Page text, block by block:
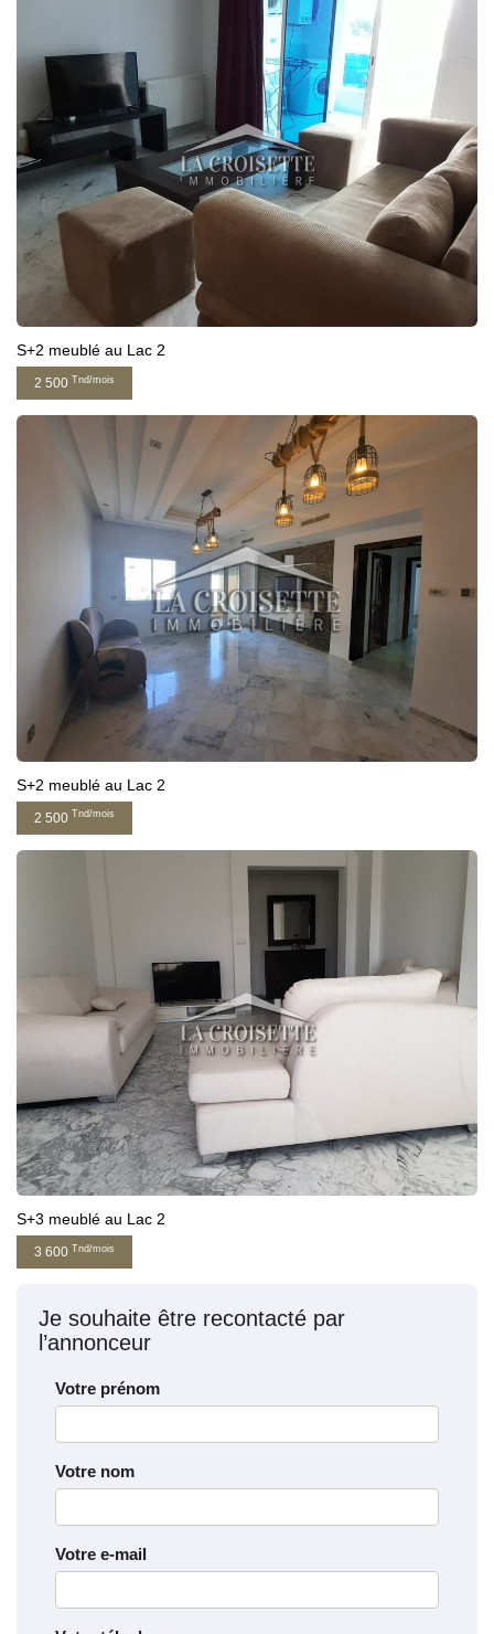
S+2 meublé au Lac 2
2 500 Tnd/mois
S+2 meublé au Lac 2
2 500 Tnd/mois
S+3 meublé au Lac 2
3 600 Tnd/mois
Je souhaite être recontacté par
l’annonceur
Votre prénom
Votre nom
Votre e-mail